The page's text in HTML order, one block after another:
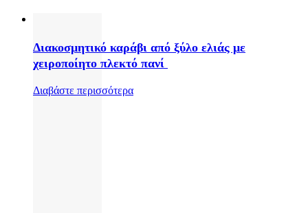
Διακοσμητικό καράβι από ξύλο ελιάς με
χειροποίητο πλεκτό πανί
Διαβάστε περισσότερα